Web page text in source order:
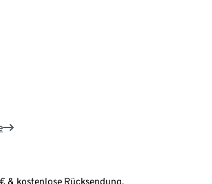
& kostenlose Rücksendung.